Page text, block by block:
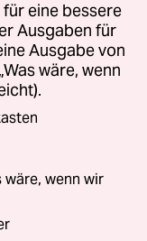
für eine bessere
Ausgaben für
Ausgabe von
wäre, wenn
wäre, wenn wir